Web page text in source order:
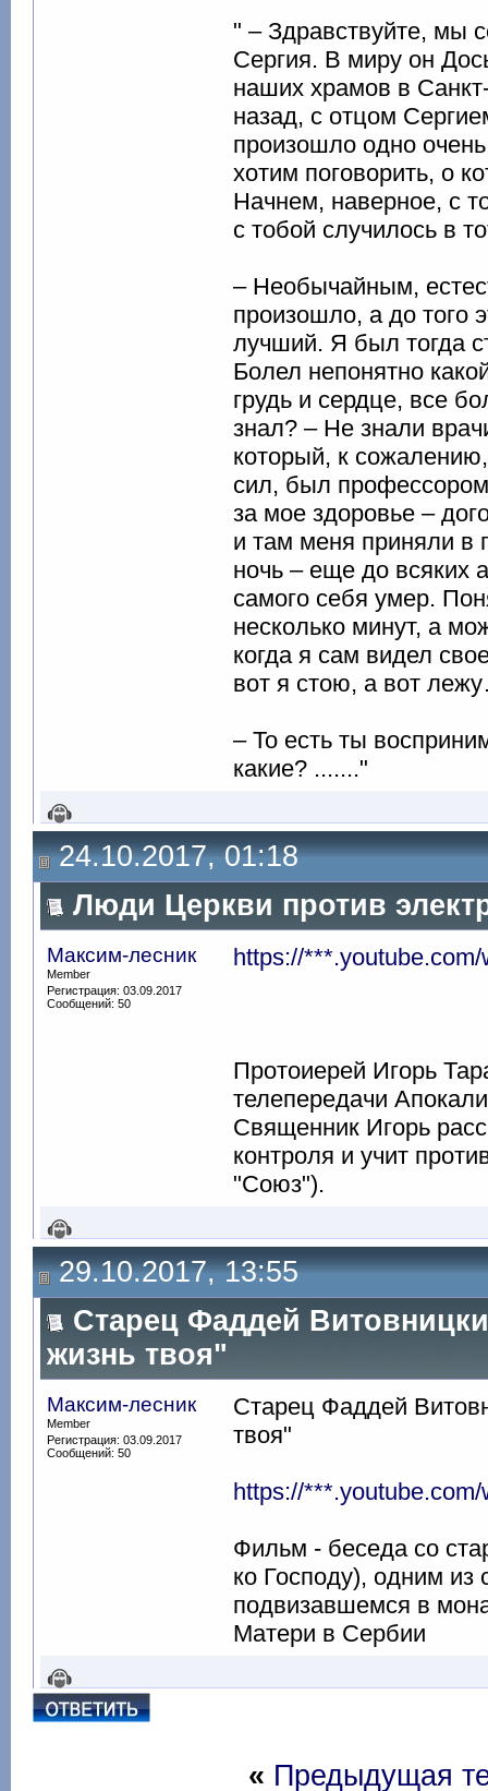
" – Здравствуйте, мы
Сергия. В миру он
наших храмов в
назад, с отцом
произошло одно
хотим поговорить, о
Начнем, наверное, с
с тобой случилось в
– Необычайным,
произошло, а до
лучший. Я был тогда
Болел непонятно
грудь и сердце, все
знал? – Не знали
который, к
сил, был профессором
за мое здоровье –
и там меня приняли в
ночь – еще до всяких
самого себя умер.
несколько минут, а
когда я сам видел
вот я стою, а вот
– То есть ты
какие? ......."
24.10.2017, 01:18
Люди Церкви против
https://
Протоиерей Игорь
телепередачи
Священник Игорь
контроля и учит
"Союз").
Максим-лесник
Member
Регистрация: 03.09.2017
Сообщений: 50
29.10.2017, 13:55
Старец Фаддей
жизнь твоя"
Старец Фаддей
твоя"
https://
Фильм - беседа со
ко Господу), одним из
подвизавшемся в
Матери в Сербии
Максим-лесник
Member
Регистрация: 03.09.2017
Сообщений: 50
« Предыдущая